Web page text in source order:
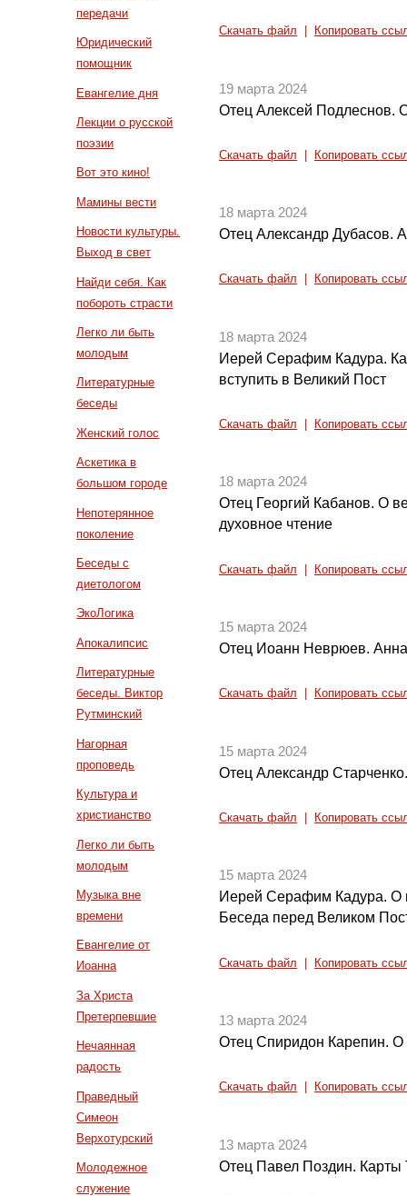
передачи
Юридический
помощник
Евангелие дня
Лекции о русской
поэзии
Вот это кино!
Мамины вести
Новости культуры.
Выход в свет
Найди себя. Как
побороть страсти
Легко ли быть
молодым
Литературные
беседы
Женский голос
Аскетика в
большом городе
Непотерянное
поколение
Беседы с
диетологом
ЭкоЛогика
Апокалипсис
Литературные
беседы. Виктор
Рутминский
Нагорная
проповедь
Культура и
христианство
Легко ли быть
молодым
Музыка вне
времени
Евангелие от
Иоанна
За Христа
Претерпевшие
Нечаянная
радость
Праведный
Симеон
Верхотурский
Молодежное
служение
Скачать файл Копировать
19 марта 2024
Отец Алексей Подлеснов.
Скачать файл Копировать
18 марта 2024
Отец Александр Дубасов.
Скачать файл Копировать
18 марта 2024
Иерей Серафим Кадура.
вступить в Великий Пост
Скачать файл Копировать
18 марта 2024
Отец Георгий Кабанов. О
духовное чтение
Скачать файл Копировать
15 марта 2024
Отец Иоанн Неврюев.
Скачать файл Копировать
15 марта 2024
Отец Александр
Скачать файл Копировать
15 марта 2024
Иерей Серафим Кадура. О
Беседа перед Великом
Скачать файл Копировать
13 марта 2024
Отец Спиридон Карепин. О
Скачать файл Копировать
13 марта 2024
Отец Павел Поздин. Карты